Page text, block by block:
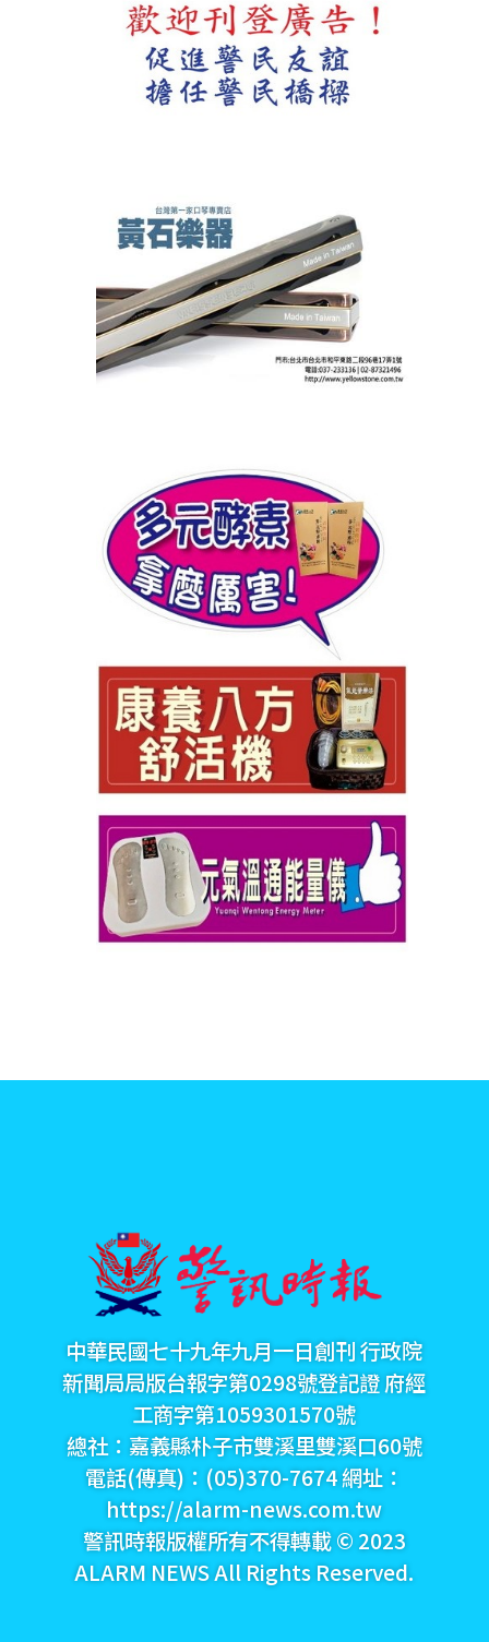
中華民國七十九年九月一日創刊 行政院
新聞局局版台報字第0298號登記證 府經
工商字第1059301570號
總社：嘉義縣朴子市雙溪里雙溪口60號
電話(傳真)：(05)370-7674 網址：
https://alarm-news.com.tw
警訊時報版權所有不得轉載 © 2023
ALARM NEWS All Rights Reserved.